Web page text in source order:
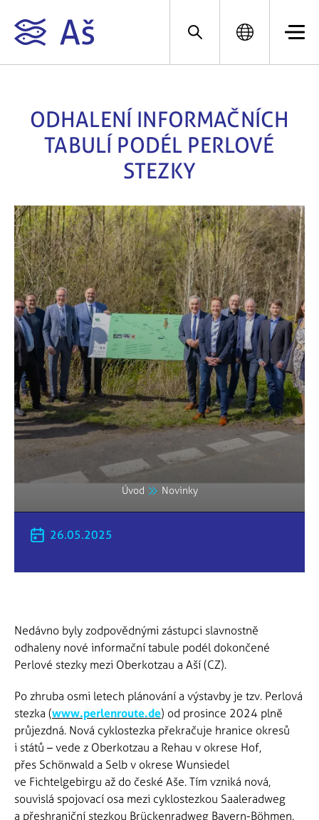
ODHALENÍ INFORMAČNÍCH
TABULÍ PODÉL PERLOVÉ
STEZKY
Úvod Novinky
26.05.2025
Nedávno byly zodpovědnými zástupci slavnostně
odhaleny nové informační tabule podél dokončené
Perlové stezky mezi Oberkotzau a Aší (CZ).
Po zhruba osmi letech plánování a výstavby je tzv. Perlová
stezka (www.perlenroute.de) od prosince 2024 plně
průjezdná. Nová cyklostezka překračuje hranice okresů
i států – vede z Oberkotzau a Rehau v okrese Hof,
přes Schönwald a Selb v okrese Wunsiedel
ve Fichtelgebirgu až do české Aše. Tím vzniká nová,
souvislá spojovací osa mezi cyklostezkou Saaleradweg
a přeshraniční stezkou Brückenradweg Bayern-Böhmen.